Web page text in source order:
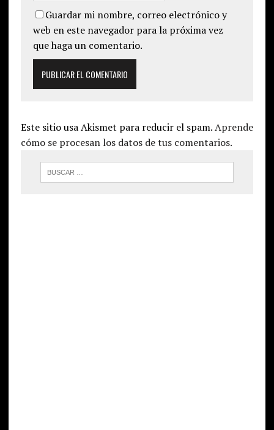
Guardar mi nombre, correo electrónico y
web en este navegador para la próxima vez
que haga un comentario.
Este sitio usa Akismet para reducir el spam.Aprende
cómo se procesan los datos de tus comentarios.